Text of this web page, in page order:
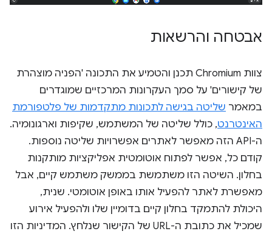
אבטחה והרשאות
צוות Chromium תכנן והטמיע את התכונה 'הפניה מוצהרת
של קישורים' על סמך העקרונות המרכזיים שמוגדרים
במאמר שליטה בגישה לתכונות מתקדמות של פלטפורמת
האינטרנט, כולל שליטה של המשתמש, שקיפות וארגונומיה.
ה-API הזה מאפשר לאתרים אפשרויות שליטה נוספות.
קודם כל, אפשר לפתוח אוטומטית אפליקציות מותקנות
בחלון. השיטה הזו משתמשת בממשק משתמש קיים, אבל
מאפשרת לאתר להפעיל אותו באופן אוטומטי. שנית,
היכולת להתמקד בחלון קיים בדומיין שלו ולהפעיל אירוע
שמכיל את כתובת ה-URL של הקישור שנלחץ. המדיניות הזו